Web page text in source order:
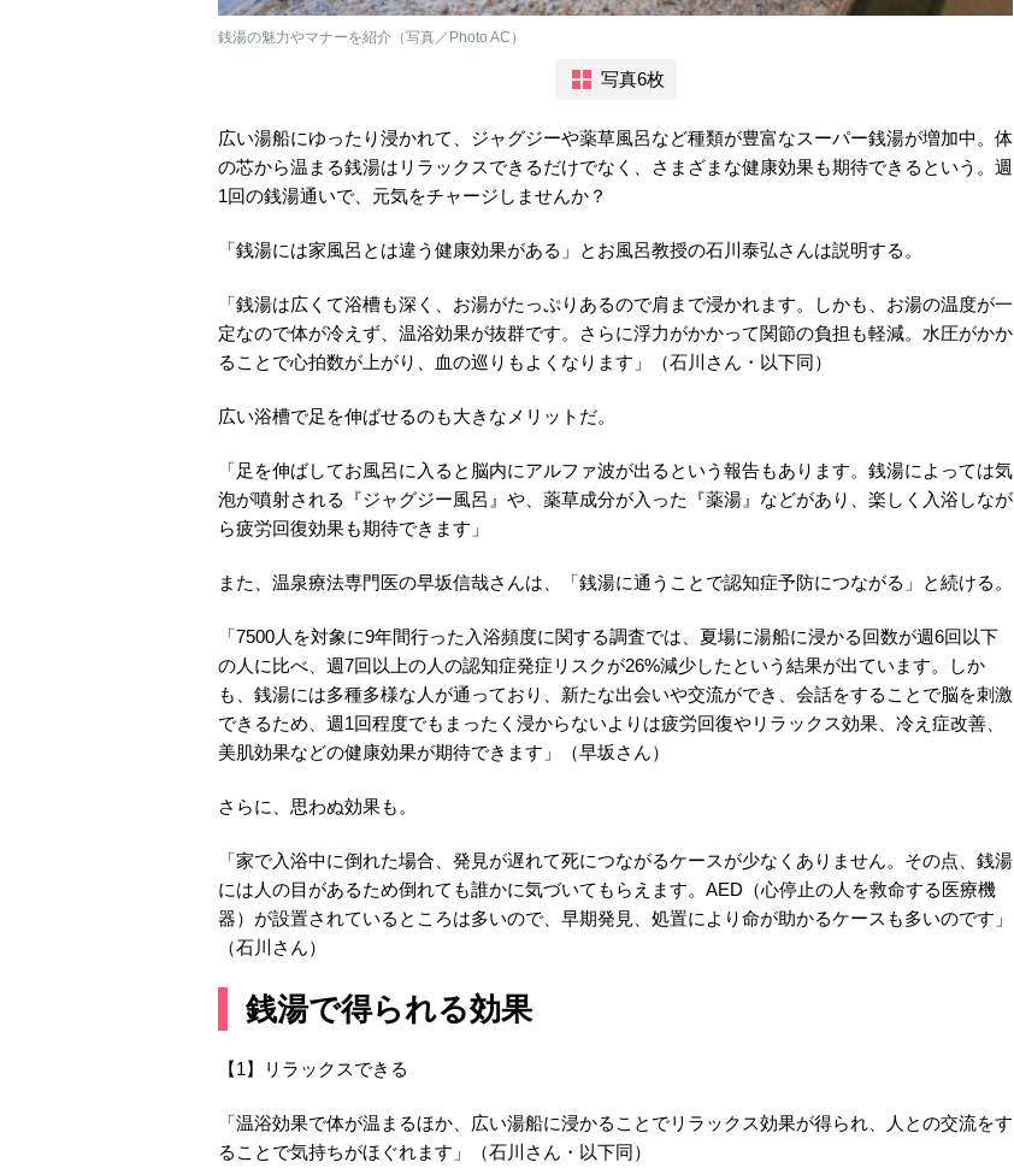
銭湯の魅力やマナーを紹介（写真／Photo AC）
写真6枚
広い湯船にゆったり浸かれて、ジャグジーや薬草風呂など種類が豊富なスーパー銭湯が増加中。体
の芯から温まる銭湯はリラックスできるだけでなく、さまざまな健康効果も期待できるという。週
1回の銭湯通いで、元気をチャージしませんか？
「銭湯には家風呂とは違う健康効果がある」とお風呂教授の石川泰弘さんは説明する。
「銭湯は広くて浴槽も深く、お湯がたっぷりあるので肩まで浸かれます。しかも、お湯の温度が一
定なので体が冷えず、温浴効果が抜群です。さらに浮力がかかって関節の負担も軽減。水圧がかか
ることで心拍数が上がり、血の巡りもよくなります」（石川さん・以下同）
広い浴槽で足を伸ばせるのも大きなメリットだ。
「足を伸ばしてお風呂に入ると脳内にアルファ波が出るという報告もあります。銭湯によっては気
泡が噴射される『ジャグジー風呂』や、薬草成分が入った『薬湯』などがあり、楽しく入浴しなが
ら疲労回復効果も期待できます」
また、温泉療法専門医の早坂信哉さんは、「銭湯に通うことで認知症予防につながる」と続ける。
「7500人を対象に9年間行った入浴頻度に関する調査では、夏場に湯船に浸かる回数が週6回以下
の人に比べ、週7回以上の人の認知症発症リスクが26%減少したという結果が出ています。しか
も、銭湯には多種多様な人が通っており、新たな出会いや交流ができ、会話をすることで脳を刺激
できるため、週1回程度でもまったく浸からないよりは疲労回復やリラックス効果、冷え症改善、
美肌効果などの健康効果が期待できます」（早坂さん）
さらに、思わぬ効果も。
「家で入浴中に倒れた場合、発見が遅れて死につながるケースが少なくありません。その点、銭湯
には人の目があるため倒れても誰かに気づいてもらえます。AED（心停止の人を救命する医療機
器）が設置されているところは多いので、早期発見、処置により命が助かるケースも多いのです」
（石川さん）
銭湯で得られる効果
【1】リラックスできる
「温浴効果で体が温まるほか、広い湯船に浸かることでリラックス効果が得られ、人との交流をす
ることで気持ちがほぐれます」（石川さん・以下同）